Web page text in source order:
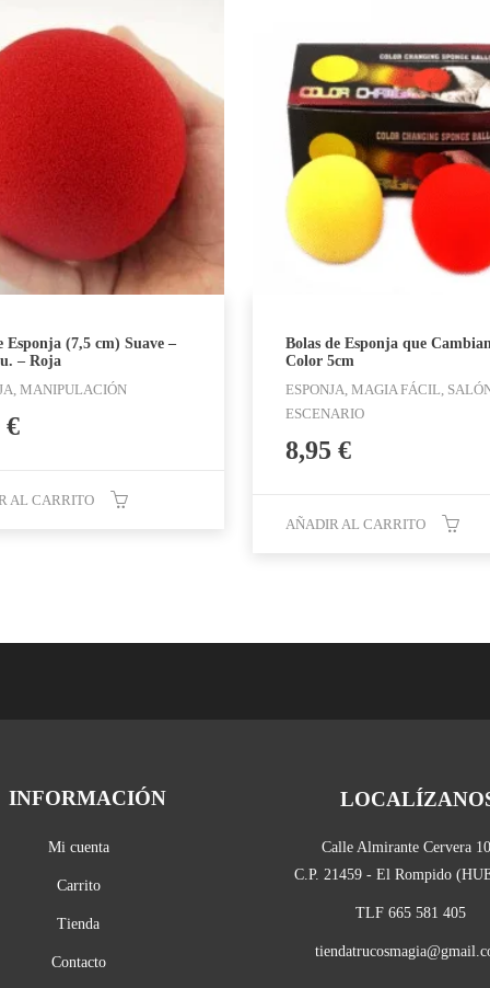
Esponja (7,5 cm) Suave –
– Roja
MANIPULACIÓN
€
AL CARRITO
Bolas de Esponja que
Color 5cm
ESPONJA, MAGIA FÁCIL,
ESCENARIO
8,95 €
AÑADIR AL CARRITO
INFORMACIÓN
Mi cuenta
Carrito
Tienda
Contacto
Calle Almirante Cervera
C.P. 21459 - El Rompido
TLF 665 581 405